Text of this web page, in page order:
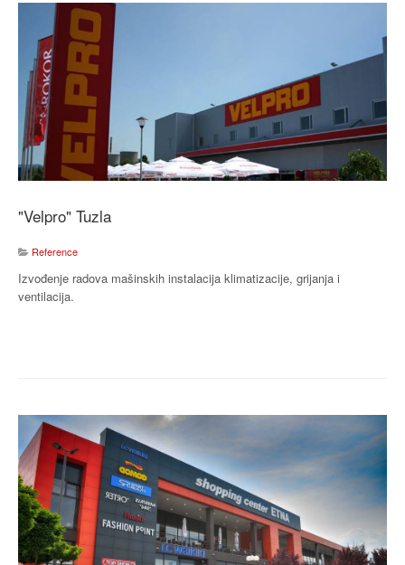
"Velpro" Tuzla
Reference
Izvođenje radova mašinskih instalacija klimatizacije, grijanja i
ventilacija.